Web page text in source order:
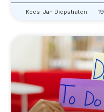
Kees-Jan Diepstraten